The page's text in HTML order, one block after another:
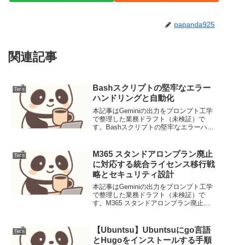
papanda925
関連記事
Tech
Bashスクリプトの堅牢なエラー
ハンドリングと自動化
本記事はGeminiの出力をプロンプト工学
で整理した業務ドラフト（未検証）で
す。Bashスクリプトの堅牢なエラーハン
に不可欠なツールです。しかし、適切な
エラーハ...
Tech
M365 スタンドアロンプラン廃止
に対応する統合ライセンス移行戦
略とセキュリティ設計
本記事はGeminiの出力をプロンプト工学
で整理した業務ドラフト（未検証）で
す。M365 スタンドアロンプラン廃止に
SharePoint/OneDriveの単体プラン廃止に
伴い、ライセ...
Tech
【Ubuntsu】Ubuntsuにgo言語
とHugoをインストールする手順